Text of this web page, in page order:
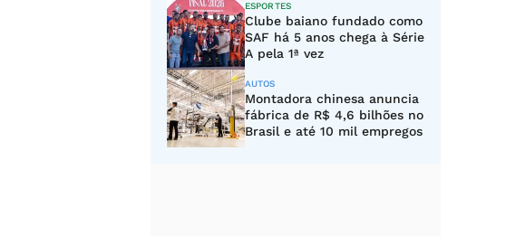
ESPORTES
Clube baiano fundado como
SAF há 5 anos chega à Série
A pela 1ª vez
AUTOS
Montadora chinesa anuncia
fábrica de R$ 4,6 bilhões no
Brasil e até 10 mil empregos